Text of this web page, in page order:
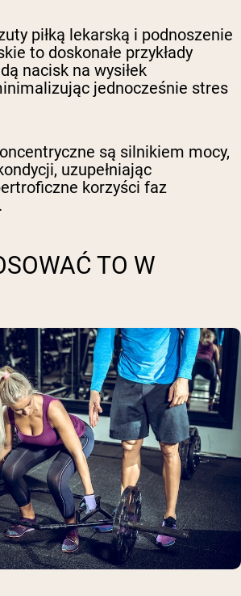
piłką lekarską i podnoszenie
to doskonałe przykłady
nacisk na wysiłek
jednocześnie stres
są silnikiem mocy,
uzupełniając
korzyści faz
TO W